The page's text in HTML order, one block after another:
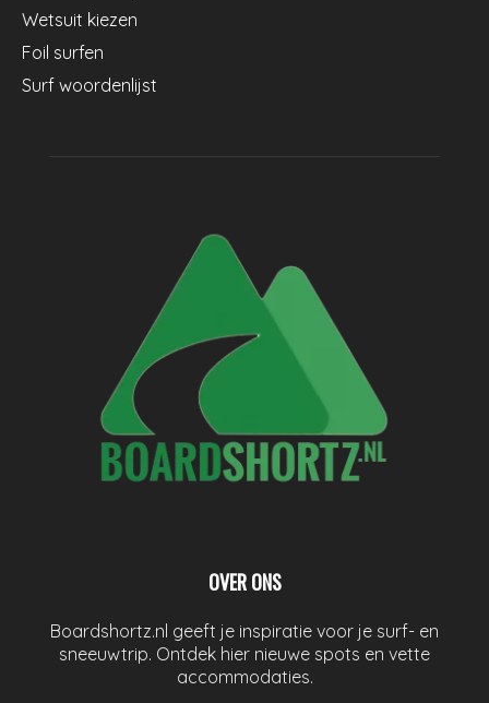
Wetsuit kiezen
Foil surfen
Surf woordenlijst
OVER ONS
Boardshortz.nl geeft je inspiratie voor je surf- en
sneeuwtrip. Ontdek hier nieuwe spots en vette
accommodaties.